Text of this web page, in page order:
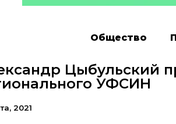
Общество
Цыбульский
УФСИН
2021